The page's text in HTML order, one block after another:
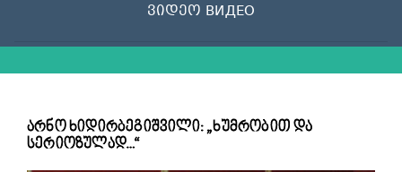
ვიდეო ВИДЕО
არნო ხიდირბეგიშვილი: „ხუმრობით და
სერიოზულად…“